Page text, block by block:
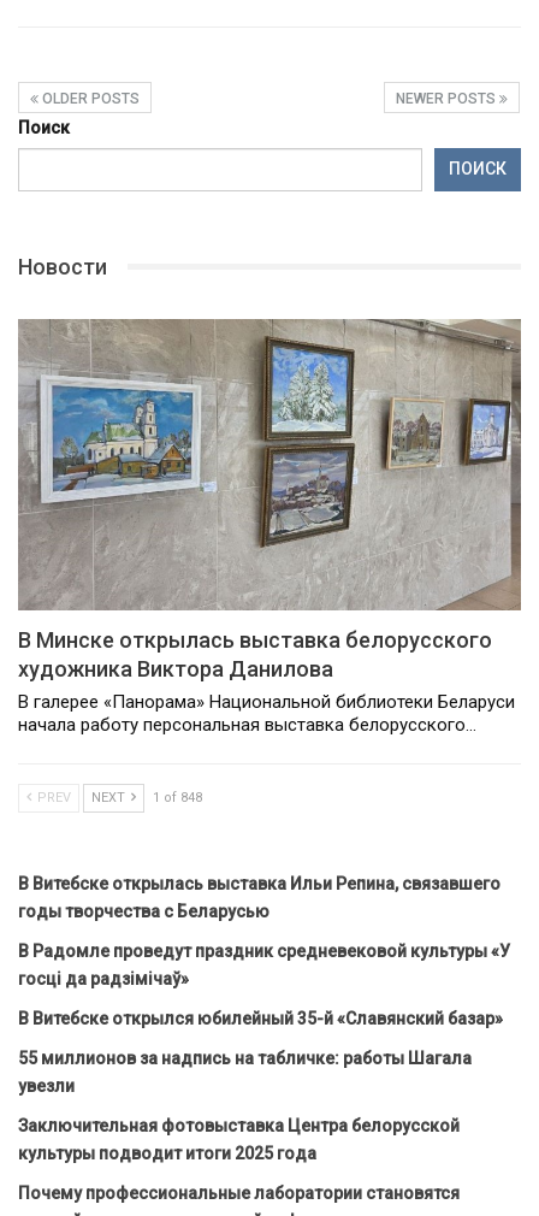
OLDER POSTS NEWER POSTS
Поиск
ПОИСК
Новости
В Минске открылась выставка белорусского
художника Виктора Данилова
В галерее «Панорама» Национальной библиотеки Беларуси
начала работу персональная выставка белорусского…
PREV NEXT 1 of 848
В Витебске открылась выставка Ильи Репина, связавшего
годы творчества с Беларусью
В Радомле проведут праздник средневековой культуры «У
госці да радзімічаў»
В Витебске открылся юбилейный 35-й «Славянский базар»
55 миллионов за надпись на табличке: работы Шагала
увезли
Заключительная фотовыставка Центра белорусской
культуры подводит итоги 2025 года
Почему профессиональные лаборатории становятся